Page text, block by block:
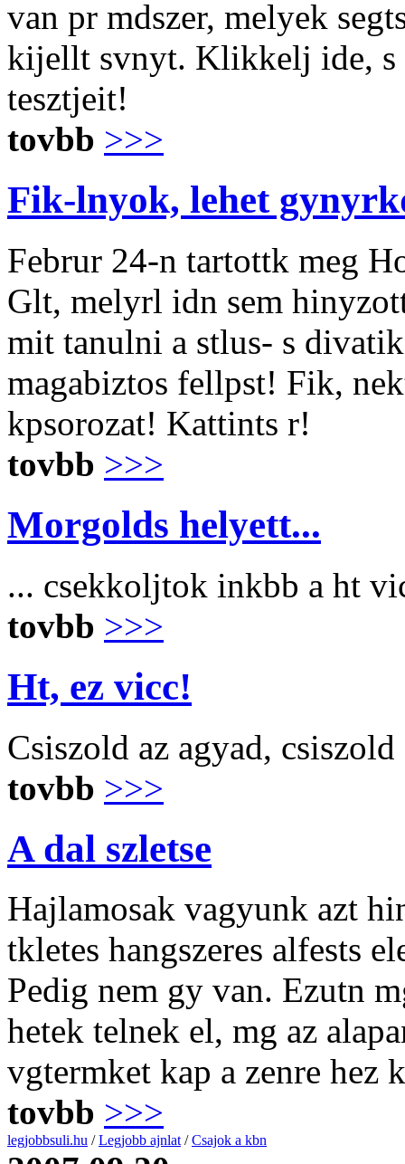
van pr mdszer, melyek
kijellt svnyt. Klikkelj ide, s
tesztjeit!
tovbb >>>
Fik-lnyok, lehet
Februr 24-n tartottk meg
Glt, melyrl idn sem
mit tanulni a stlus- s
magabiztos fellpst! Fik,
kpsorozat! Kattints r!
tovbb >>>
Morgolds helyett...
... csekkoljtok inkbb a ht
tovbb >>>
Ht, ez vicc!
Csiszold az agyad,
tovbb >>>
A dal szletse
Hajlamosak vagyunk azt
tkletes hangszeres alfests
Pedig nem gy van. Ezutn
hetek telnek el, mg az
vgtermket kap a zenre hez
tovbb >>>
legjobbsuli.hu /Legjobb ajnlat/Csajok a kbn